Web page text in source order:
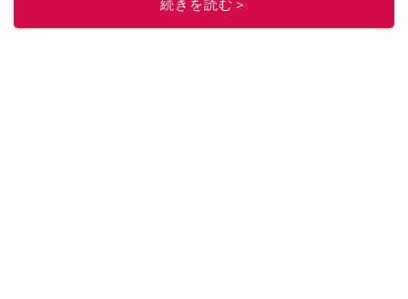
続きを読む＞